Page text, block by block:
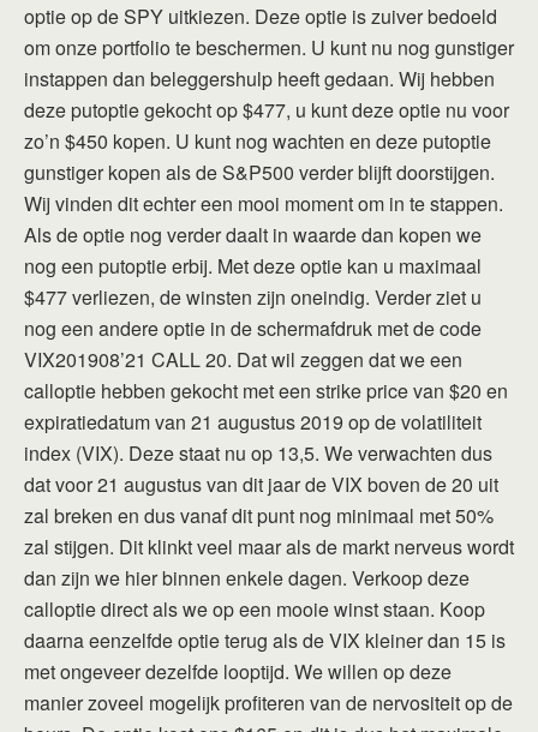
optie op de SPY uitkiezen. Deze optie is zuiver bedoeld
om onze portfolio te beschermen. U kunt nu nog gunstiger
instappen dan beleggershulp heeft gedaan. Wij hebben
deze putoptie gekocht op $477, u kunt deze optie nu voor
zo’n $450 kopen. U kunt nog wachten en deze putoptie
gunstiger kopen als de S&P500 verder blijft doorstijgen.
Wij vinden dit echter een mooi moment om in te stappen.
Als de optie nog verder daalt in waarde dan kopen we
nog een putoptie erbij. Met deze optie kan u maximaal
$477 verliezen, de winsten zijn oneindig. Verder ziet u
nog een andere optie in de schermafdruk met de code
VIX201908’21 CALL 20. Dat wil zeggen dat we een
calloptie hebben gekocht met een strike price van $20 en
expiratiedatum van 21 augustus 2019 op de volatiliteit
index (VIX). Deze staat nu op 13,5. We verwachten dus
dat voor 21 augustus van dit jaar de VIX boven de 20 uit
zal breken en dus vanaf dit punt nog minimaal met 50%
zal stijgen. Dit klinkt veel maar als de markt nerveus wordt
dan zijn we hier binnen enkele dagen. Verkoop deze
calloptie direct als we op een mooie winst staan. Koop
daarna eenzelfde optie terug als de VIX kleiner dan 15 is
met ongeveer dezelfde looptijd. We willen op deze
manier zoveel mogelijk profiteren van de nervositeit op de